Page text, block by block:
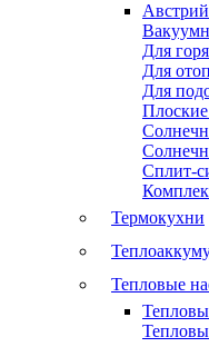
Для
Для
Для
Сплит-
Термокухни
Тепловые